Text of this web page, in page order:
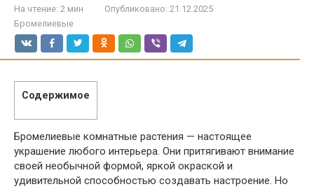
На чтение: 2 мин Опубликовано: 21.12.2025
Бромелиевые
Содержимое
Бромелиевые комнатные растения — настоящее
украшение любого интерьера. Они притягивают внимание
своей необычной формой, яркой окраской и
удивительной способностью создавать настроение. Но